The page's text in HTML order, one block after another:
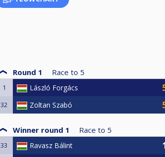
Round 1 Race to 5
1 László Forgács
32 Zoltan Szabó
Winner round 1 Race to 5
33 Ravasz Bálint